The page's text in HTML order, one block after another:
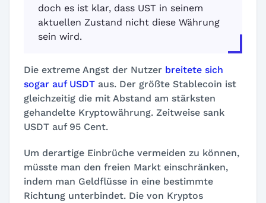
doch es ist klar, dass UST in seinem
aktuellen Zustand nicht diese Währung
sein wird.
Die extreme Angst der Nutzer breitete sich
sogar auf USDT aus. Der größte Stablecoin ist
gleichzeitig die mit Abstand am stärksten
gehandelte Kryptowährung. Zeitweise sank
USDT auf 95 Cent.
Um derartige Einbrüche vermeiden zu können,
müsste man den freien Markt einschränken,
indem man Geldflüsse in eine bestimmte
Richtung unterbindet. Die von Kryptos